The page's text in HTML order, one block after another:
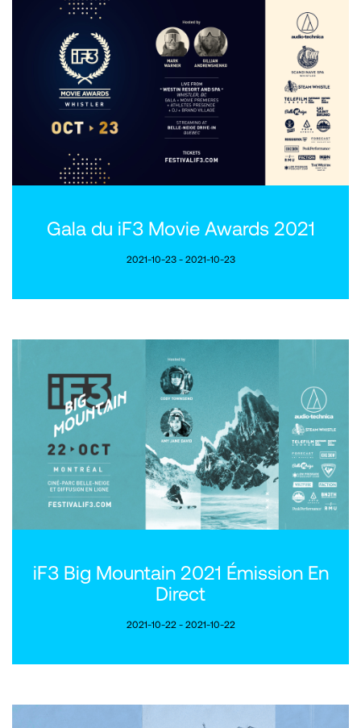
Gala du iF3 Movie Awards 2021
2021-10-23 - 2021-10-23
iF3 Big Mountain 2021 Émission En
Direct
2021-10-22 - 2021-10-22